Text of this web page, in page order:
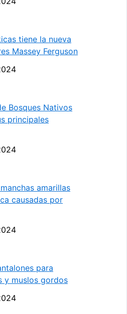
tiene la nueva
Massey Ferguson
Bosques Nativos
principales
amarillas
causadas por
para
y muslos gordos